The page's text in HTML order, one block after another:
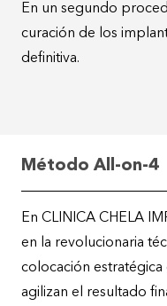
En un segundo
curación de los
definitiva.
Método All-on-4
En CLINICA CHELA
en la revolucionaria
colocación
agilizan el resultado